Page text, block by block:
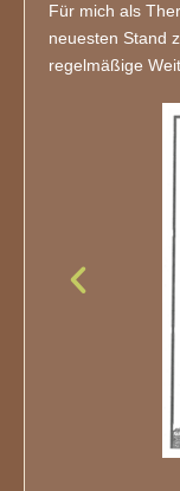
Für mich als
neuesten Stand
regelmäßige